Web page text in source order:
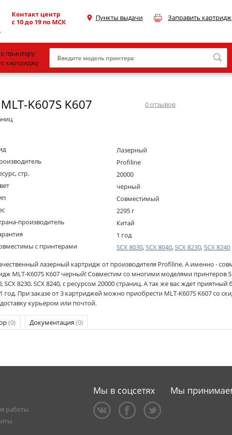
Контакт центр
с 10 до 19 по МСК
Пункты выдачи Заправить картридж
HP
Xerox
принтеру
картриджу
K607S K607 0отзывов
Лазерный
Profiline
стр.
20000
черный
Совместимый
2295 г
производитель
Китай
1 год
с принтерами
SCX 8030,SCX 8040,SCX 8230,SCX 8240
лазерный картридж от производителя Profiline. А именно -
MLT-K607S K607 черный! Совместим со многими моделями принтеров
SCX 8230, SCX 8240, с ресурсом 20000 страниц. А так же вас ждет приятный
год. При заказе от 3 картриджей можно приобрести MLT-K607S K607 со
курьером или почтой.
(0) Документация (0)
работы
Мы в соцсетях Мы